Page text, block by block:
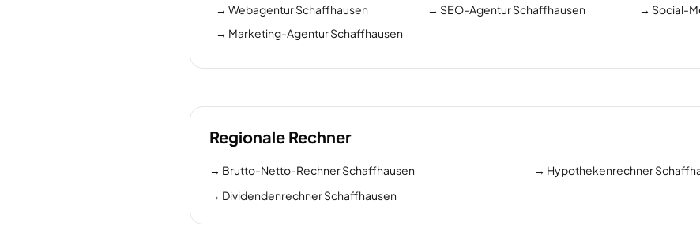
→ Webagentur Schaffhausen → SEO-Agentur Schaffhausen → Social-
→ Marketing-Agentur Schaffhausen
Regionale Rechner
→ Brutto-Netto-Rechner Schaffhausen → Hypothekenrechner
→ Dividendenrechner Schaffhausen